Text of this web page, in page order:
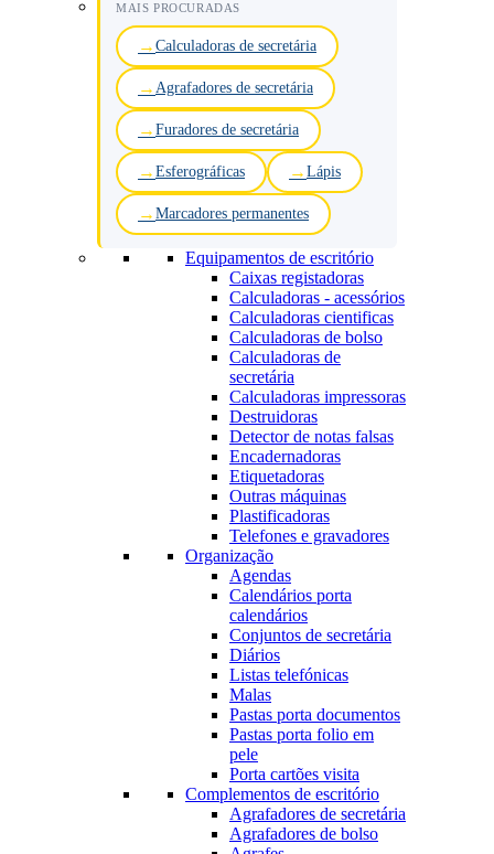
MAIS PROCURADAS
Calculadoras de secretária
Agrafadores de secretária
Furadores de secretária
Esferográficas Lápis
Marcadores permanentes
Equipamentos de escritório
Caixas registadoras
Calculadoras - acessórios
Calculadoras cientificas
Calculadoras de bolso
Calculadoras de
secretária
Calculadoras impressoras
Destruidoras
Detector de notas falsas
Encadernadoras
Etiquetadoras
Outras máquinas
Plastificadoras
Telefones e gravadores
Organização
Agendas
Calendários porta
calendários
Conjuntos de secretária
Diários
Listas telefónicas
Malas
Pastas porta documentos
Pastas porta folio em
pele
Porta cartões visita
Complementos de escritório
Agrafadores de secretária
Agrafadores de bolso